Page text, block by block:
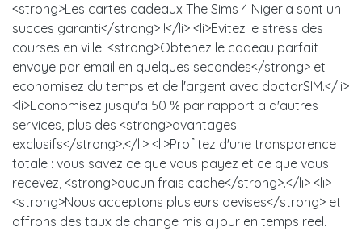
<strong>Les cartes cadeaux The Sims 4 Nigeria sont un
succes garanti</strong> !</li> <li>Evitez le stress des
courses en ville. <strong>Obtenez le cadeau parfait
envoye par email en quelques secondes</strong> et
economisez du temps et de l'argent avec doctorSIM.</li>
<li>Economisez jusqu'a 50 % par rapport a d'autres
services, plus des <strong>avantages
exclusifs</strong>.</li> <li>Profitez d'une transparence
totale : vous savez ce que vous payez et ce que vous
recevez, <strong>aucun frais cache</strong>.</li> <li>
<strong>Nous acceptons plusieurs devises</strong> et
offrons des taux de change mis a jour en temps reel.